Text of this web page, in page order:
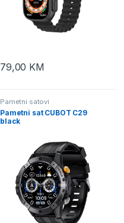
79,00 KM
Pametni satovi
Pametni sat CUBOT C29
black